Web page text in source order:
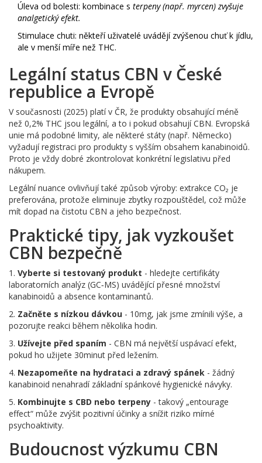
Úleva od bolesti: kombinace s terpeny(např. myrcen) zvyšuje
analgetický efekt.
Stimulace chuti: někteří uživatelé uvádějí zvýšenou chuť k jídlu,
ale v menší míře než THC.
Legální status CBN v České
republice a Evropě
V současnosti (2025) platí v ČR, že produkty obsahující méně
než 0,2% THC jsou legální, a to i pokud obsahují CBN. Evropská
unie má podobné limity, ale některé státy (např. Německo)
vyžadují registraci pro produkty s vyšším obsahem kanabinoidů.
Proto je vždy dobré zkontrolovat konkrétní legislativu před
nákupem.
Legální nuance ovlivňují také způsob výroby: extrakce CO₂ je
preferována, protože eliminuje zbytky rozpouštědel, což může
mít dopad na čistotu CBN a jeho bezpečnost.
Praktické tipy, jak vyzkoušet
CBN bezpečně
1. Vyberte si testovaný produkt - hledejte certifikáty
laboratorních analýz (GC‑MS) uvádějící přesné množství
kanabinoidů a absence kontaminantů.
2. Začněte s nízkou dávkou - 10mg, jak jsme zmínili výše, a
pozorujte reakci během několika hodin.
3. Užívejte před spaním - CBN má největší uspávací efekt,
pokud ho užijete 30minut před ležením.
4. Nezapomeňte na hydrataci a zdravý spánek - žádný
kanabinoid nenahradí základní spánkové hygienické návyky.
5. Kombinujte s CBD nebo terpeny - takový „entourage
effect“ může zvýšit pozitivní účinky a snížit riziko mírné
psychoaktivity.
Budoucnost výzkumu CBN